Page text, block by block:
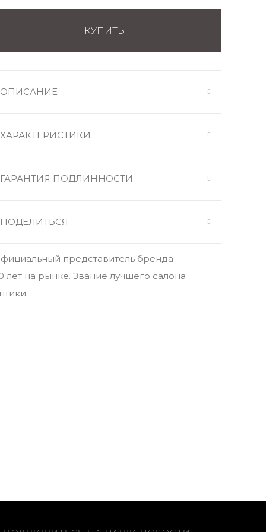
КУПИТЬ
ОПИСАНИЕ
ХАРАКТЕРИСТИКИ
ГАРАНТИЯ ПОДЛИННОСТИ
ПОДЕЛИТЬСЯ
представитель бренда
лет на рынке. Звание лучшего салона